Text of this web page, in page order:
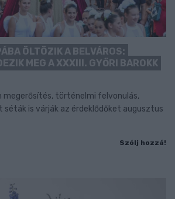
ÖLTÖZIK A BELVÁROS:
MEG A XXXIII. GYŐRI BAROKK
megerősítés, történelmi felvonulás,
is várják az érdeklődőket augusztus
Szólj hozzá!